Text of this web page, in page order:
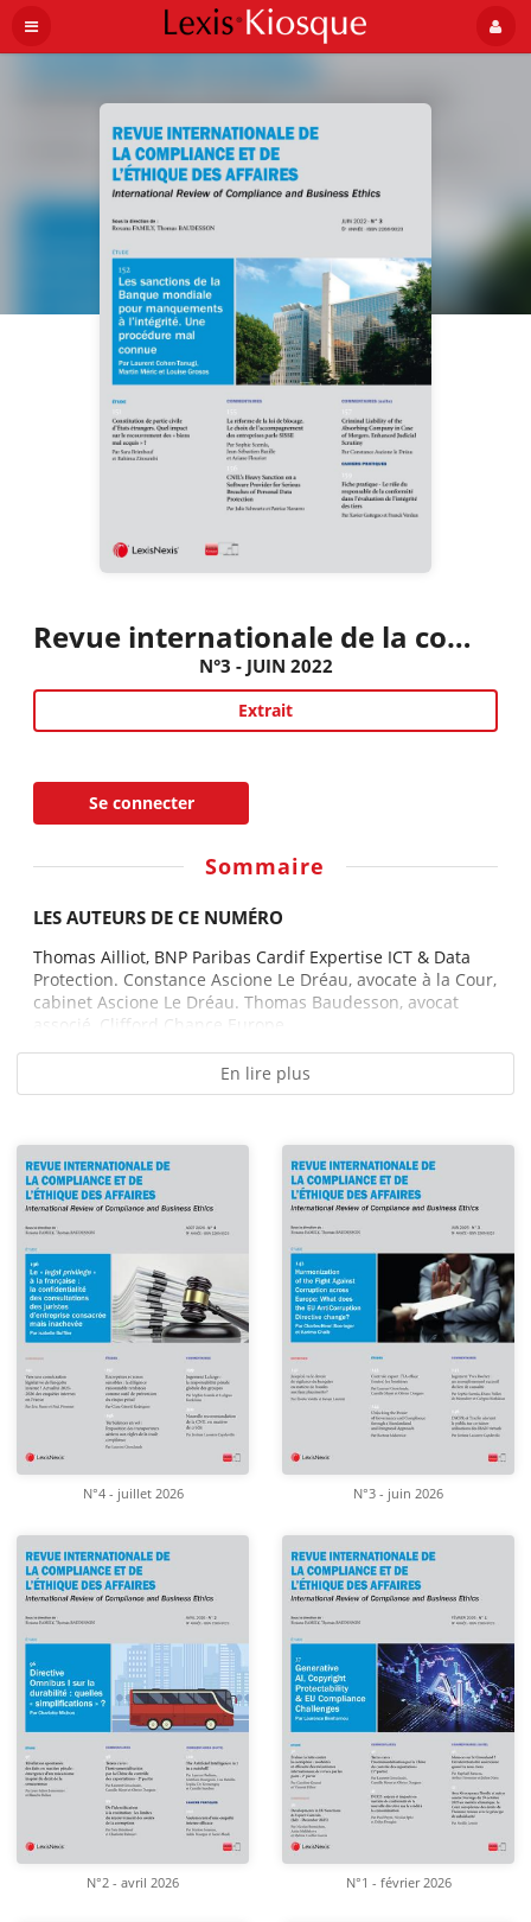
Revue internationale de la compliance et de l'éthique des affaires
N°3 - JUIN 2022
Extrait
Se connecter
Sommaire
LES AUTEURS DE CE NUMÉRO
Thomas Ailliot, BNP Paribas Cardif Expertise ICT & Data
Protection. Constance Ascione Le Dréau, avocate à la Cour,
cabinet Ascione Le Dréau. Thomas Baudesson, avocat
associé, Clifford Chance Europe...
En lire plus
N°4 - juillet 2026 N°3 - juin 2026
N°2 - avril 2026 N°1 - février 2026